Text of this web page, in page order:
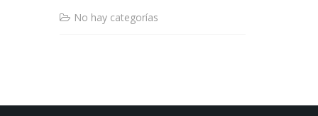
No hay categorías